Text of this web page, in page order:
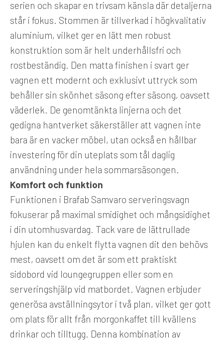
serien och skapar en trivsam känsla där detaljerna
står i fokus. Stommen är tillverkad i högkvalitativ
aluminium, vilket ger en lätt men robust
konstruktion som är helt underhållsfri och
rostbeständig. Den matta finishen i svart ger
vagnen ett modernt och exklusivt uttryck som
behåller sin skönhet säsong efter säsong, oavsett
väderlek. De genomtänkta linjerna och det
gedigna hantverket säkerställer att vagnen inte
bara är en vacker möbel, utan också en hållbar
investering för din uteplats som tål daglig
användning under hela sommarsäsongen.
Komfort och funktion
Funktionen i Brafab Samvaro serveringsvagn
fokuserar på maximal smidighet och mångsidighet
i din utomhusvardag. Tack vare de lättrullade
hjulen kan du enkelt flytta vagnen dit den behövs
mest, oavsett om det är som ett praktiskt
sidobord vid loungegruppen eller som en
serveringshjälp vid matbordet. Vagnen erbjuder
generösa avställningsytor i två plan, vilket ger gott
om plats för allt från morgonkaffet till kvällens
drinkar och tilltugg. Denna kombination av